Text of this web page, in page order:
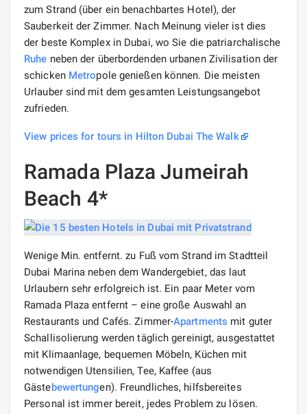
zum Strand (über ein benachbartes Hotel), der
Sauberkeit der Zimmer. Nach Meinung vieler ist dies
der beste Komplex in Dubai, wo Sie die patriarchalische
Ruhe neben der überbordenden urbanen Zivilisation der
schicken Metropole genießen können. Die meisten
Urlauber sind mit dem gesamten Leistungsangebot
zufrieden.
View prices for tours in Hilton Dubai The Walk
Ramada Plaza Jumeirah
Beach 4*
Wenige Min. entfernt. zu Fuß vom Strand im Stadtteil
Dubai Marina neben dem Wandergebiet, das laut
Urlaubern sehr erfolgreich ist. Ein paar Meter vom
Ramada Plaza entfernt – eine große Auswahl an
Restaurants und Cafés. Zimmer-Apartments mit guter
Schallisolierung werden täglich gereinigt, ausgestattet
mit Klimaanlage, bequemen Möbeln, Küchen mit
notwendigen Utensilien, Tee, Kaffee (aus
Gästebewertungen). Freundliches, hilfsbereites
Personal ist immer bereit, jedes Problem zu lösen.